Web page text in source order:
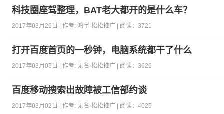
科技圈座驾整理，BAT老大都开的是什么车？
2017年03月26日 | 作者:鸿宇-松松推广 | 阅读：3721
打开百度首页的一秒钟，电脑系统都干了什么
2017年03月05日 | 作者:无名-松松推广 | 阅读：3626
百度移动搜索出故障被工信部约谈
2017年03月02日 | 作者:无名-松松推广 | 阅读：4025